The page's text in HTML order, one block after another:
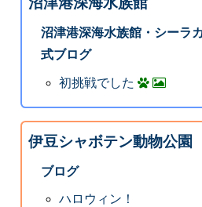
沼津港深海水族館・シーラ
式ブログ
初挑戦でした
伊豆シャボテン動物公園
ブログ
ハロウィン！